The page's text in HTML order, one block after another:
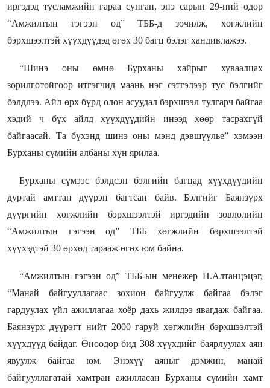
иргэдэд тусламжийн гараа сунган, энэ сарын 29-ний өдөр
“Амжилтын гэгээн од” ТББ-д зочилж, хөгжлийн
бэрхшээлтэй хүүхдүүдэд өгөх 30 багц бэлэг хандивлажээ.
“Шинэ оны өмнө Бурханы хайрыг хуваалцах
зорилготойгоор итгэгчид маань нэг сэтгэлээр тус бэлгийг
бэлдлээ. Айл өрх бүрд олон асуудал бэрхшээл тулгарч байгаа
хэдий ч бүх айлд хүүхдүүдийн инээд хөөр тасрахгүй
байгаасай. Та бүхэнд шинэ оны мэнд дэвшүүлье” хэмээн
Бурханы сүмийн албаны хүн ярилаа.
Бурханы сүмээс бэлдсэн бэлгийн багцад хүүхдүүдийн
дуртай амттан дүүрэн багтсан байв. Бэлгийг Баянзүрх
дүүргийн хөгжлийн бэрхшээлтэй иргэдийн зөвлөлийн
“Амжилтын гэгээн од” ТББ хөгжлийн бэрхшээлтэй
хүүхэдтэй 30 өрхөд тарааж өгөх юм байна.
“Амжилтын гэгээн од” ТББ-ын менежер Н.Алтанцэцэг,
“Манай байгууллагаас зохион байгуулж байгаа бэлэг
гардуулах үйл ажиллагаа хоёр дахь жилдээ явагдаж байгаа.
Баянзүрх дүүрэгт нийт 2000 гаруй хөгжлийн бэрхшээлтэй
хүүхдүүд байдаг. Өнөөдөр бид 308 хүүхдийг баярлуулах аян
явуулж байгаа юм. Энэхүү аяныг дэмжин, манай
байгууллагатай хамтран ажилласан Бурханы сүмийн хамт